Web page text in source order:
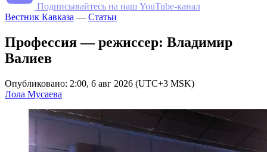
Подписывайтесь на наш YouTube-канал
Вестник Кавказа — Статьи
Профессия — режиссер: Владимир
Валиев
Опубликовано: 2:00, 6 авг 2026 (UTC+3 MSK)
Лола Мусаева